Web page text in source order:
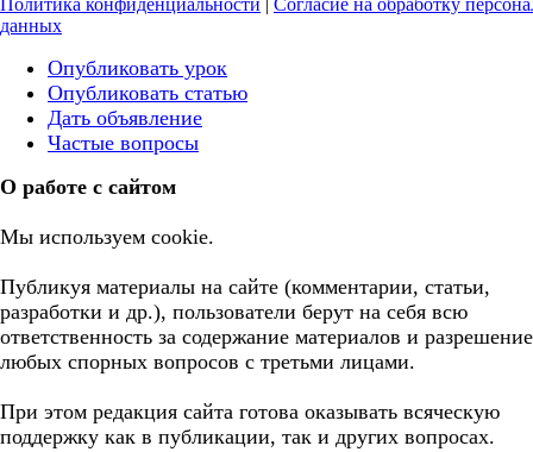
Политика конфиденциальности | Согласие на обработку
данных
Опубликовать урок
Опубликовать статью
Дать объявление
Частые вопросы
О работе с сайтом
Мы используем cookie.
Публикуя материалы на сайте (комментарии, статьи,
разработки и др.), пользователи берут на себя всю
ответственность за содержание материалов и разрешение
любых спорных вопросов с третьми лицами.
При этом редакция сайта готова оказывать всяческую
поддержку как в публикации, так и других вопросах.